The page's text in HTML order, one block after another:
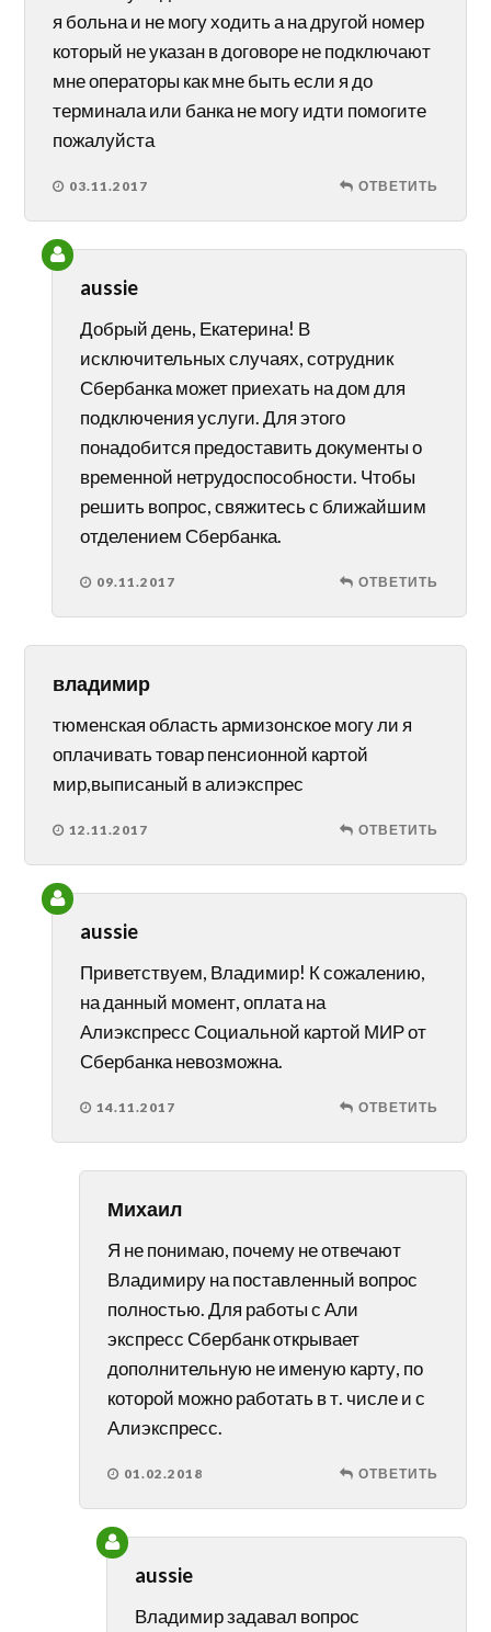
я больна и не могу ходить а на другой номер
который не указан в договоре не подключают
мне операторы как мне быть если я до
терминала или банка не могу идти помогите
пожалуйста
03.11.2017 ОТВЕТИТЬ
aussie
Добрый день, Екатерина! В
исключительных случаях, сотрудник
Сбербанка может приехать на дом для
подключения услуги. Для этого
понадобится предоставить документы о
временной нетрудоспособности. Чтобы
решить вопрос, свяжитесь с ближайшим
отделением Сбербанка.
09.11.2017 ОТВЕТИТЬ
владимир
тюменская область армизонское могу ли я
оплачивать товар пенсионной картой
мир,выписаный в алиэкспрес
12.11.2017 ОТВЕТИТЬ
aussie
Приветствуем, Владимир! К сожалению,
на данный момент, оплата на
Алиэкспресс Социальной картой МИР от
Сбербанка невозможна.
14.11.2017 ОТВЕТИТЬ
Михаил
Я не понимаю, почему не отвечают
Владимиру на поставленный вопрос
полностью. Для работы с Али
экспресс Сбербанк открывает
дополнительную не именую карту, по
которой можно работать в т. числе и с
Алиэкспресс.
01.02.2018 ОТВЕТИТЬ
aussie
Владимир задавал вопрос